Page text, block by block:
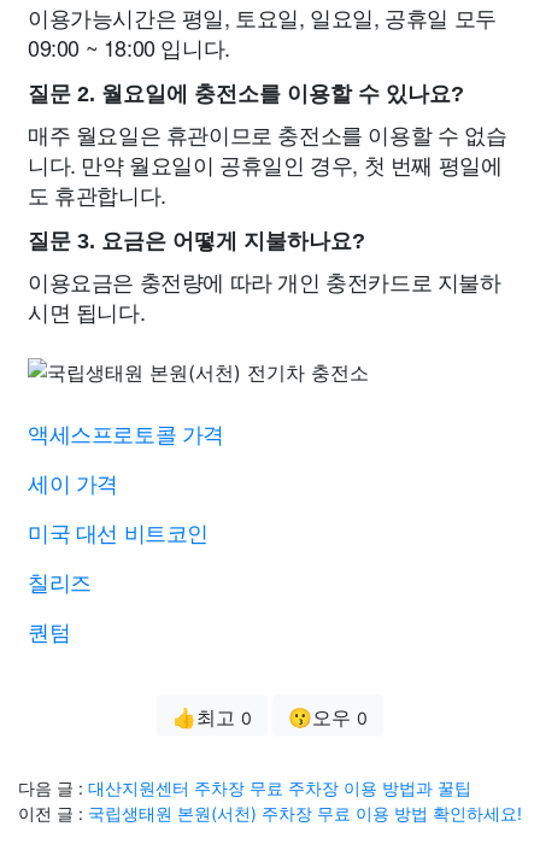
이용가능시간은 평일, 토요일, 일요일, 공휴일 모두
09:00 ~ 18:00 입니다.
질문 2. 월요일에 충전소를 이용할 수 있나요?
매주 월요일은 휴관이므로 충전소를 이용할 수 없습
니다. 만약 월요일이 공휴일인 경우, 첫 번째 평일에
도 휴관합니다.
질문 3. 요금은 어떻게 지불하나요?
이용요금은 충전량에 따라 개인 충전카드로 지불하
시면 됩니다.
액세스프로토콜 가격
세이 가격
미국 대선 비트코인
칠리즈
퀀텀
👍최고 0 😗오우 0
다음 글 : 대산지원센터 주차장 무료 주차장 이용 방법과 꿀팁
이전 글 : 국립생태원 본원(서천) 주차장 무료 이용 방법 확인하세요!